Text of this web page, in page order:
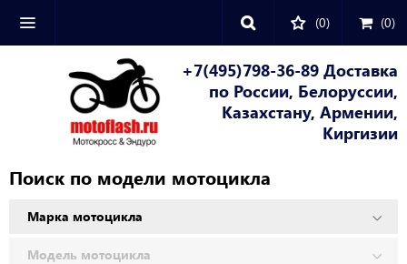
(0) (0)
+7(495)798-36-89 Доставка
по России, Белоруссии,
Казахстану, Армении,
Киргизии
Поиск по модели мотоцикла